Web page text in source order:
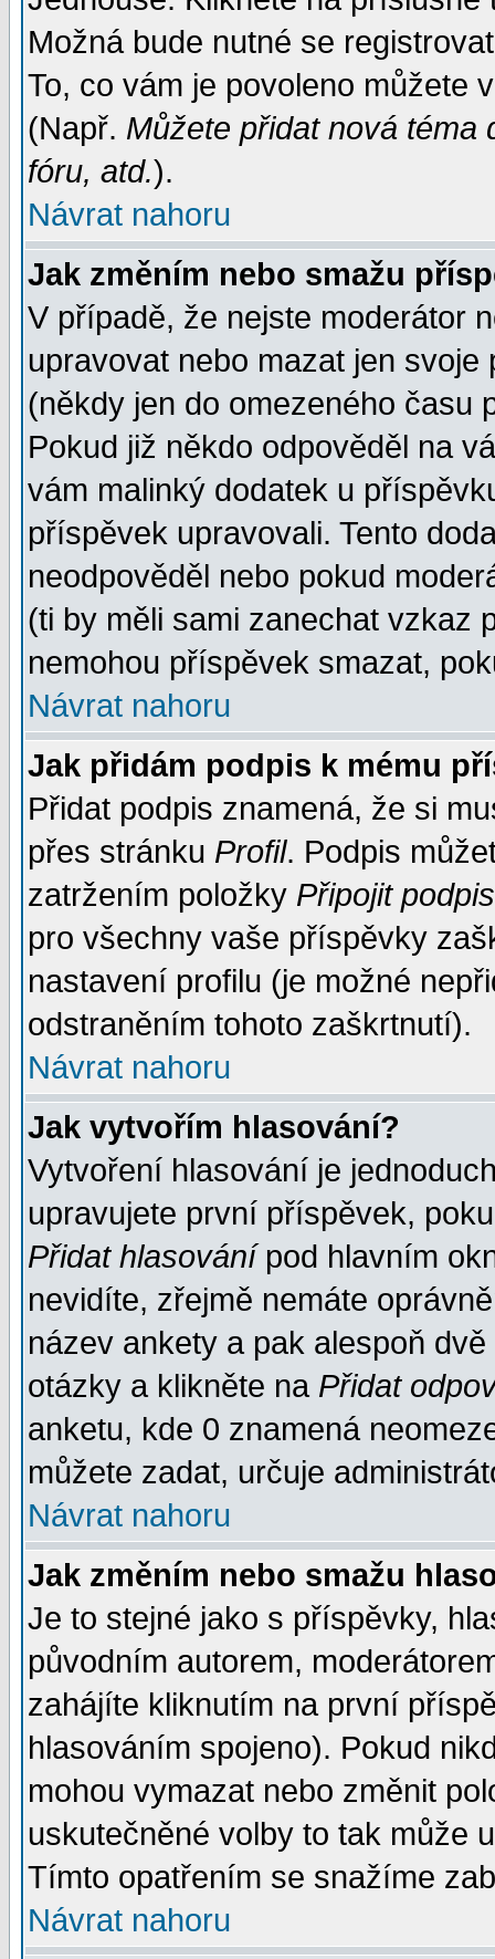
Možná bude nutné se
To, co vám je povoleno můžete
(Např. Můžete přidat nová téma
fóru, atd.).
Návrat nahoru
Jak změním nebo smažu
V případě, že nejste moderátor
upravovat nebo mazat jen
(někdy jen do omezeného
Pokud již někdo odpověděl na
vám malinký dodatek u
příspěvek upravovali. Tento
neodpověděl nebo pokud
(ti by měli sami zanechat vzkaz
nemohou příspěvek smazat,
Návrat nahoru
Jak přidám podpis k mému
Přidat podpis znamená, že si
přes stránku Profil. Podpis
zatržením položky Připojit podpis
pro všechny vaše příspěvky
nastavení profilu (je možné
odstraněním tohoto zaškrtnutí).
Návrat nahoru
Jak vytvořím hlasování?
Vytvoření hlasování je
upravujete první příspěvek,
Přidat hlasovánípod hlavním
nevidíte, zřejmě nemáte
název ankety a pak alespoň
otázky a klikněte na Přidat
anketu, kde 0 znamená
můžete zadat, určuje
Návrat nahoru
Jak změním nebo smažu
Je to stejné jako s příspěvky,
původním autorem,
zahájíte kliknutím na první
hlasováním spojeno). Pokud
mohou vymazat nebo změnit
uskutečněné volby to tak může
Tímto opatřením se snažíme
Návrat nahoru